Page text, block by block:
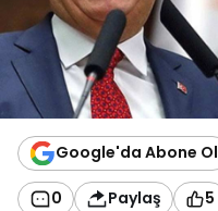
Google'da Abone Ol
0 Paylaş 5